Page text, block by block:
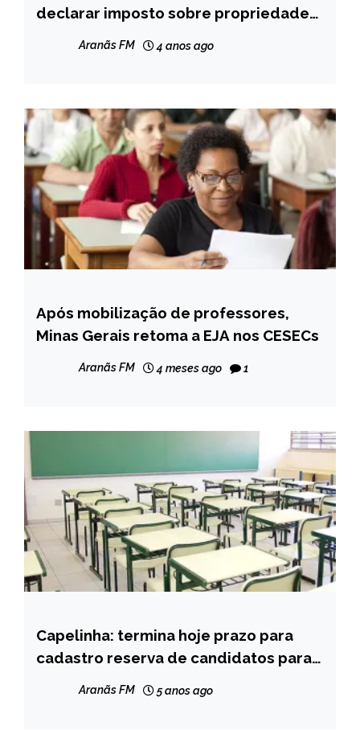
NOTÍCIAS
declarar imposto sobre propriedade
Aranãs FM 4 anos ago
CAPELINHA
MINAS
Após mobilização de professores,
Minas Gerais retoma a EJA nos CESECs
Aranãs FM 4 meses ago 1
NOTÍCIAS
Capelinha: termina hoje prazo para
cadastro reserva de candidatos para
Aranãs FM 5 anos ago